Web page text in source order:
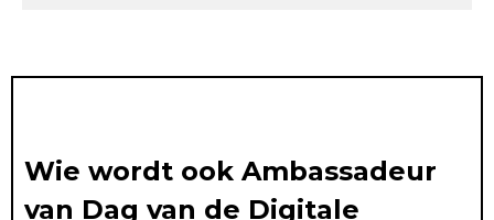
Wie wordt ook Ambassadeur
van Dag van de Digitale